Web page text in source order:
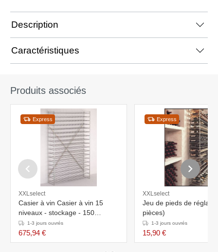
Description
Caractéristiques
Produits associés
Express
XXLselect
Casier à vin Casier à vin 15
niveaux - stockage - 150
bouteilles - 75cl -
1000x300x1600mm
1-3 jours ouvrés
675,94 €
Express
XXLselect
Jeu de pieds de
pièces)
1-3 jours ouvrés
15,90 €